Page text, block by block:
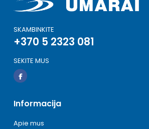
SKAMBINKITE
+370 5 2323 081
SEKITE MUS
Informacija
Apie mus